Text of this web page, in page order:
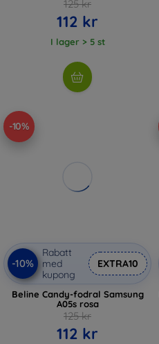
125 kr
112 kr
I lager > 5 st
-10%
-10%
Rabatt
med
kupong
EXTRA10
Beline Candy-fodral Samsung
A05s rosa
125 kr
112 kr